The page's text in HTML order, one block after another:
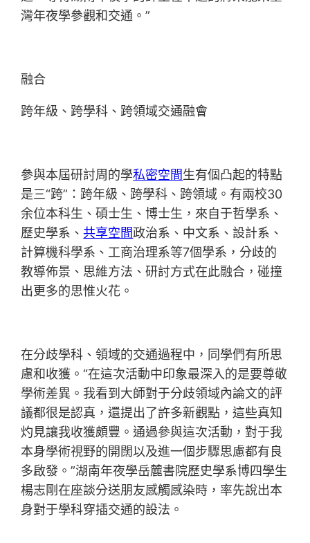
灣年夜學參觀和交通。”
融合
跨年級、跨學科、跨領域交通融會
參與本屆研討周的學私密空間生有個凸起的特點
是三“跨”：跨年級、跨學科、跨領域。有兩校30
余位本科生、碩士生、博士生，來自于哲學系、
歷史學系、共享空間政治系、中文系、設計系、
計算機科學系、工商治理系等7個學系，分歧的
教導佈景、思維方法、研討方式在此融合，碰撞
出更多的思惟火花。
在分歧學科、領域的交通過程中，同學們有所思
慮和收獲。“在這次活動中印象最深入的是要尊敬
學術差異。我看到大師對于分歧領域內論文的評
議都很是認真，還提出了許多新觀點，這些真知
灼見讓我收獲頗豐。通過參與這次活動，對于我
本身學術視野的開闊以及進一個步驟思慮都有良
多啟發。”湖南年夜學岳麓書院歷史學系博四學生
楊志剛在座談分送朋友感觸感染時，率先說出本
身對于學科穿插交通的設法。